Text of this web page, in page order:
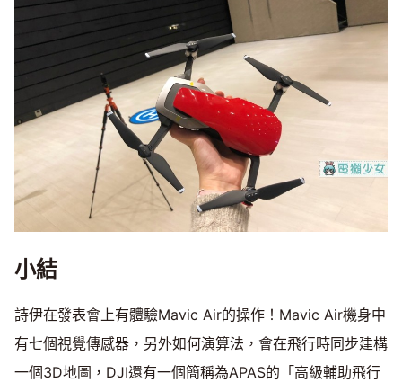
小結
詩伊在發表會上有體驗Mavic Air的操作！Mavic Air機身中
有七個視覺傳感器，另外如何演算法，會在飛行時同步建構
一個3D地圖，DJI還有一個簡稱為APAS的「高級輔助飛行